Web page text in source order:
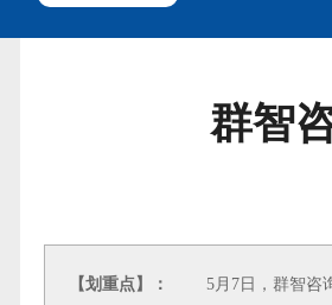
群智
【划重点】：
5月7日，群智咨询